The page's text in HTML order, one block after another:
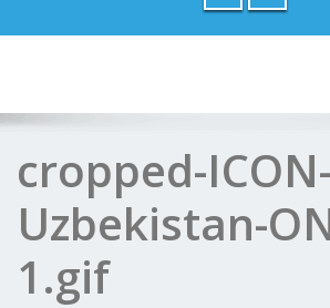
cropped-
Uzbekistan-
1.gif